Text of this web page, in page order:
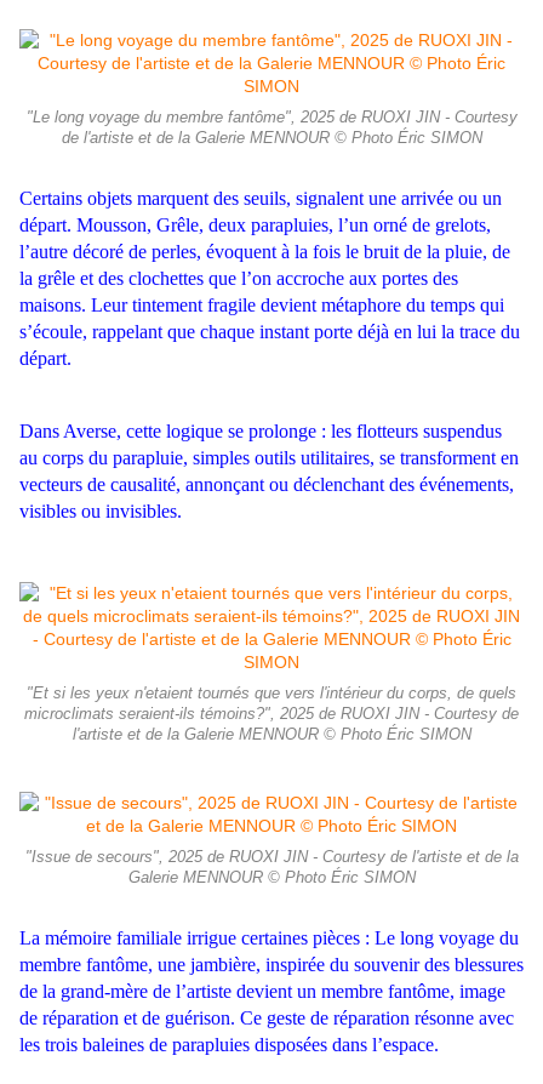
"Le long voyage du membre fantôme", 2025 de RUOXI JIN - Courtesy
de l'artiste et de la Galerie MENNOUR © Photo Éric SIMON
Certains objets marquent des seuils, signalent une arrivée ou un
départ. Mousson, Grêle, deux parapluies, l’un orné de grelots,
l’autre décoré de perles, évoquent à la fois le bruit de la pluie, de
la grêle et des clochettes que l’on accroche aux portes des
maisons. Leur tintement fragile devient métaphore du temps qui
s’écoule, rappelant que chaque instant porte déjà en lui la trace du
départ.
Dans Averse, cette logique se prolonge : les flotteurs suspendus
au corps du parapluie, simples outils utilitaires, se transforment en
vecteurs de causalité, annonçant ou déclenchant des événements,
visibles ou invisibles.
"Et si les yeux n'etaient tournés que vers l'intérieur du corps, de quels
microclimats seraient-ils témoins?", 2025 de RUOXI JIN - Courtesy de
l'artiste et de la Galerie MENNOUR © Photo Éric SIMON
"Issue de secours", 2025 de RUOXI JIN - Courtesy de l'artiste et de la
Galerie MENNOUR © Photo Éric SIMON
La mémoire familiale irrigue certaines pièces : Le long voyage du
membre fantôme, une jambière, inspirée du souvenir des blessures
de la grand-mère de l’artiste devient un membre fantôme, image
de réparation et de guérison. Ce geste de réparation résonne avec
les trois baleines de parapluies disposées dans l’espace.